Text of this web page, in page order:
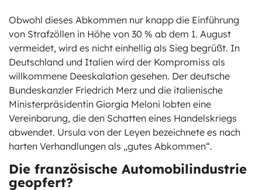
Obwohl dieses Abkommen nur knapp die Einführung
von Strafzöllen in Höhe von 30 % ab dem 1. August
vermeidet, wird es nicht einhellig als Sieg begrüßt. In
Deutschland und Italien wird der Kompromiss als
willkommene Deeskalation gesehen. Der deutsche
Bundeskanzler Friedrich Merz und die italienische
Ministerpräsidentin Giorgia Meloni lobten eine
Vereinbarung, die den Schatten eines Handelskriegs
abwendet. Ursula von der Leyen bezeichnete es nach
harten Verhandlungen als „gutes Abkommen“.
Die französische Automobilindustrie
geopfert?